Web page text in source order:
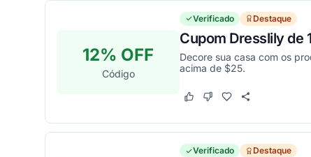
12% OFF
Código
Verificado Destaque
Cupom Dresslily de
Decore sua casa com os
acima de $25.
Este cupom funcionou
Este cupom não
Verificado Destaque